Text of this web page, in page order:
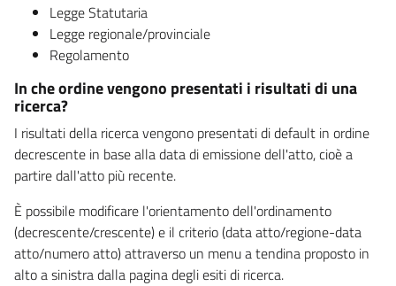
Legge Statutaria
Legge regionale/provinciale
Regolamento
In che ordine vengono presentati i risultati di una
ricerca?
I risultati della ricerca vengono presentati di default in ordine
decrescente in base alla data di emissione dell'atto, cioè a
partire dall'atto più recente.
È possibile modificare l'orientamento dell'ordinamento
(decrescente/crescente) e il criterio (data atto/regione-data
atto/numero atto) attraverso un menu a tendina proposto in
alto a sinistra dalla pagina degli esiti di ricerca.